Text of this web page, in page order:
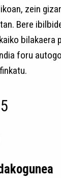
zein
Bere
foru